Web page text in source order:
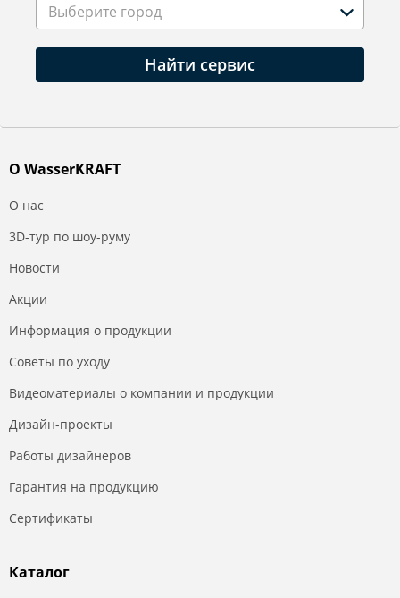
Выберите город
Найти сервис
О WasserKRAFT
О нас
3D-тур по шоу-руму
Новости
Акции
Информация о продукции
Советы по уходу
Видеоматериалы о компании и продукции
Дизайн-проекты
Работы дизайнеров
Гарантия на продукцию
Сертификаты
Каталог